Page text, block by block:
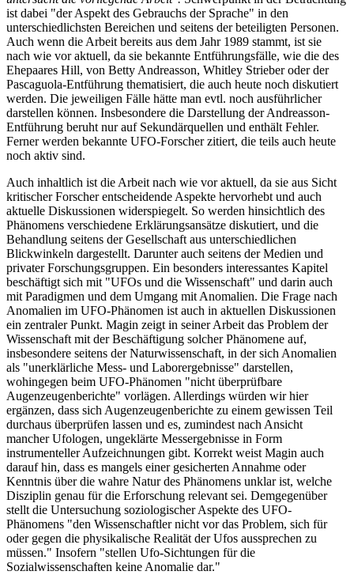
ist dabei "der Aspekt des Gebrauchs der Sprache" in den
unterschiedlichsten Bereichen und seitens der beteiligten Personen.
Auch wenn die Arbeit bereits aus dem Jahr 1989 stammt, ist sie
nach wie vor aktuell, da sie bekannte Entführungsfälle, wie die des
Ehepaares Hill, von Betty Andreasson, Whitley Strieber oder der
Pascaguola-Entführung thematisiert, die auch heute noch diskutiert
werden. Die jeweiligen Fälle hätte man evtl. noch ausführlicher
darstellen können. Insbesondere die Darstellung der Andreasson-
Entführung beruht nur auf Sekundärquellen und enthält Fehler.
Ferner werden bekannte UFO-Forscher zitiert, die teils auch heute
noch aktiv sind.
Auch inhaltlich ist die Arbeit nach wie vor aktuell, da sie aus Sicht
kritischer Forscher entscheidende Aspekte hervorhebt und auch
aktuelle Diskussionen widerspiegelt. So werden hinsichtlich des
Phänomens verschiedene Erklärungsansätze diskutiert, und die
Behandlung seitens der Gesellschaft aus unterschiedlichen
Blickwinkeln dargestellt. Darunter auch seitens der Medien und
privater Forschungsgruppen. Ein besonders interessantes Kapitel
beschäftigt sich mit "UFOs und die Wissenschaft" und darin auch
mit Paradigmen und dem Umgang mit Anomalien. Die Frage nach
Anomalien im UFO-Phänomen ist auch in aktuellen Diskussionen
ein zentraler Punkt. Magin zeigt in seiner Arbeit das Problem der
Wissenschaft mit der Beschäftigung solcher Phänomene auf,
insbesondere seitens der Naturwissenschaft, in der sich Anomalien
als "unerklärliche Mess- und Laborergebnisse" darstellen,
wohingegen beim UFO-Phänomen "nicht überprüfbare
Augenzeugenberichte" vorlägen. Allerdings würden wir hier
ergänzen, dass sich Augenzeugenberichte zu einem gewissen Teil
durchaus überprüfen lassen und es, zumindest nach Ansicht
mancher Ufologen, ungeklärte Messergebnisse in Form
instrumenteller Aufzeichnungen gibt. Korrekt weist Magin auch
darauf hin, dass es mangels einer gesicherten Annahme oder
Kenntnis über die wahre Natur des Phänomens unklar ist, welche
Disziplin genau für die Erforschung relevant sei. Demgegenüber
stellt die Untersuchung soziologischer Aspekte des UFO-
Phänomens "den Wissenschaftler nicht vor das Problem, sich für
oder gegen die physikalische Realität der Ufos aussprechen zu
müssen." Insofern "stellen Ufo-Sichtungen für die
Sozialwissenschaften keine Anomalie dar."